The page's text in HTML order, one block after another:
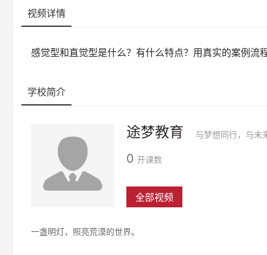
视频详情
感觉型和直觉型是什么？有什么特点？用真实的案例流
学校简介
途梦教育 与梦想同行，与未
0 开课数
全部视频
一盏明灯，照亮荒漠的世界。